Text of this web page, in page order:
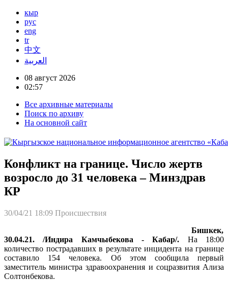
кыр
рус
eng
tr
中文
العربية
08 август 2026
02:57
Все архивные материалы
Поиск по архиву
На основной сайт
Конфликт на границе. Число жертв
возросло до 31 человека – Минздрав
КР
30/04/21 18:09 Происшествия
Бишкек,
30.04.21. /Индира Камчыбекова - Кабар/. На 18:00
количество пострадавших в результате инцидента на границе
составило 154 человека. Об этом сообщила первый
заместитель министра здравоохранения и соцразвития Ализа
Солтонбекова.